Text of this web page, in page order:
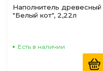
Наполнитель древесный
"Белый кот", 2,22л
Есть в наличии